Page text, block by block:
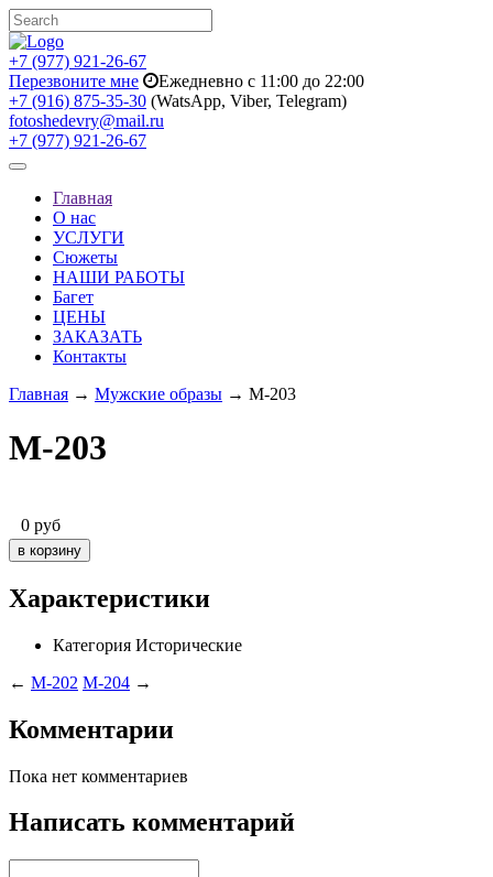
+7 (977) 921-26-67
Перезвоните мне
Ежедневно с 11:00 до 22:00
+7 (916) 875-35-30 (WatsApp, Viber, Telegram)
fotoshedevry@mail.ru
+7 (977) 921-26-67
Toggle
navigationГлавная
О нас
УСЛУГИ
Сюжеты
НАШИ РАБОТЫ
Багет
ЦЕНЫ
ЗАКАЗАТЬ
Контакты
Главная → Мужские образы → M-203
M-203
0 руб
Характеристики
Категория Исторические
← M-202 M-204 →
Комментарии
Пока нет комментариев
Написать комментарий